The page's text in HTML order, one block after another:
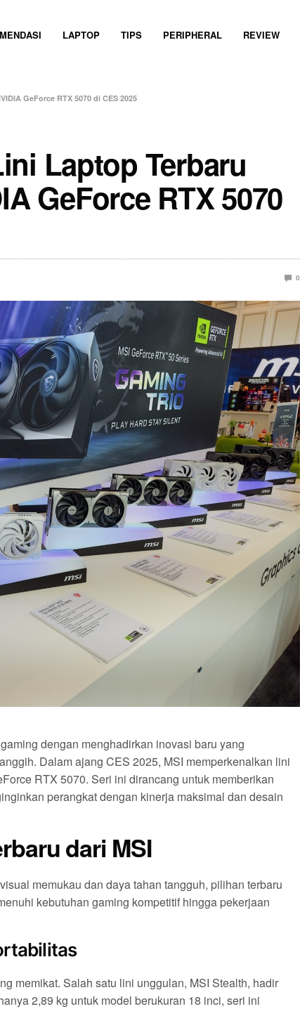
LAPTOP TIPS PERIPHERAL REVIEW
GeForce RTX 5070 di CES 2025
Laptop Terbaru
GeForce RTX 5070
0
dengan menghadirkan inovasi baru yang
Dalam ajang CES 2025, MSI memperkenalkan lini
RTX 5070. Seri ini dirancang untuk memberikan
perangkat dengan kinerja maksimal dan desain
dari MSI
memukau dan daya tahan tangguh, pilihan terbaru
kebutuhan gaming kompetitif hingga pekerjaan
memikat. Salah satu lini unggulan, MSI Stealth, hadir
2,89 kg untuk model berukuran 18 inci, seri ini